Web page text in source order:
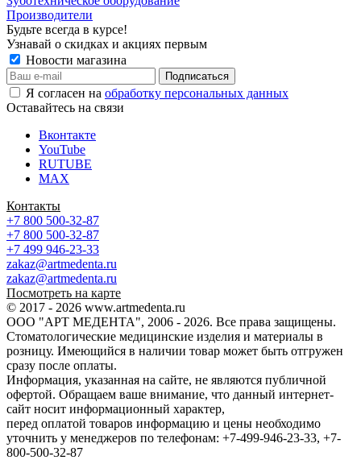
Производители
Будьте всегда в курсе!
Узнавай о скидках и акциях первым
Новости магазина
Я согласен на обработку персональных данных
Оставайтесь на связи
Вконтакте
YouTube
RUTUBE
MAX
Контакты
+7 800 500-32-87
+7 800 500-32-87
+7 499 946-23-33
zakaz@artmedenta.ru
zakaz@artmedenta.ru
Посмотреть на карте
© 2017 - 2026 www.artmedenta.ru
ООО "АРТ МЕДЕНТА", 2006 - 2026. Все права защищены.
Стоматологические медицинские изделия и материалы в
розницу. Имеющийся в наличии товар может быть отгружен
сразу после оплаты.
Информация, указанная на сайте, не являются публичной
офертой. Обращаем ваше внимание, что данный интернет-
сайт носит информационный характер,
перед оплатой товаров информацию и цены необходимо
уточнить у менеджеров по телефонам: +7-499-946-23-33, +7-
800-500-32-87